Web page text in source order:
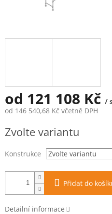
od 121 108 Kč /
od 146 540,68 Kč včetně DPH
cena:
Zvolte variantu
Konstrukce
Přidat do
Detailní informace